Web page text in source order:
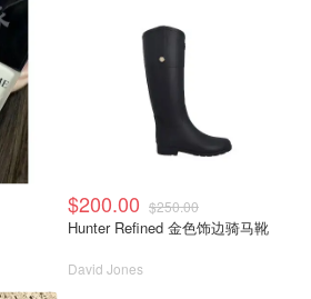
$200.00 $250.00
Hunter Refined 金色饰边骑马靴
David Jones